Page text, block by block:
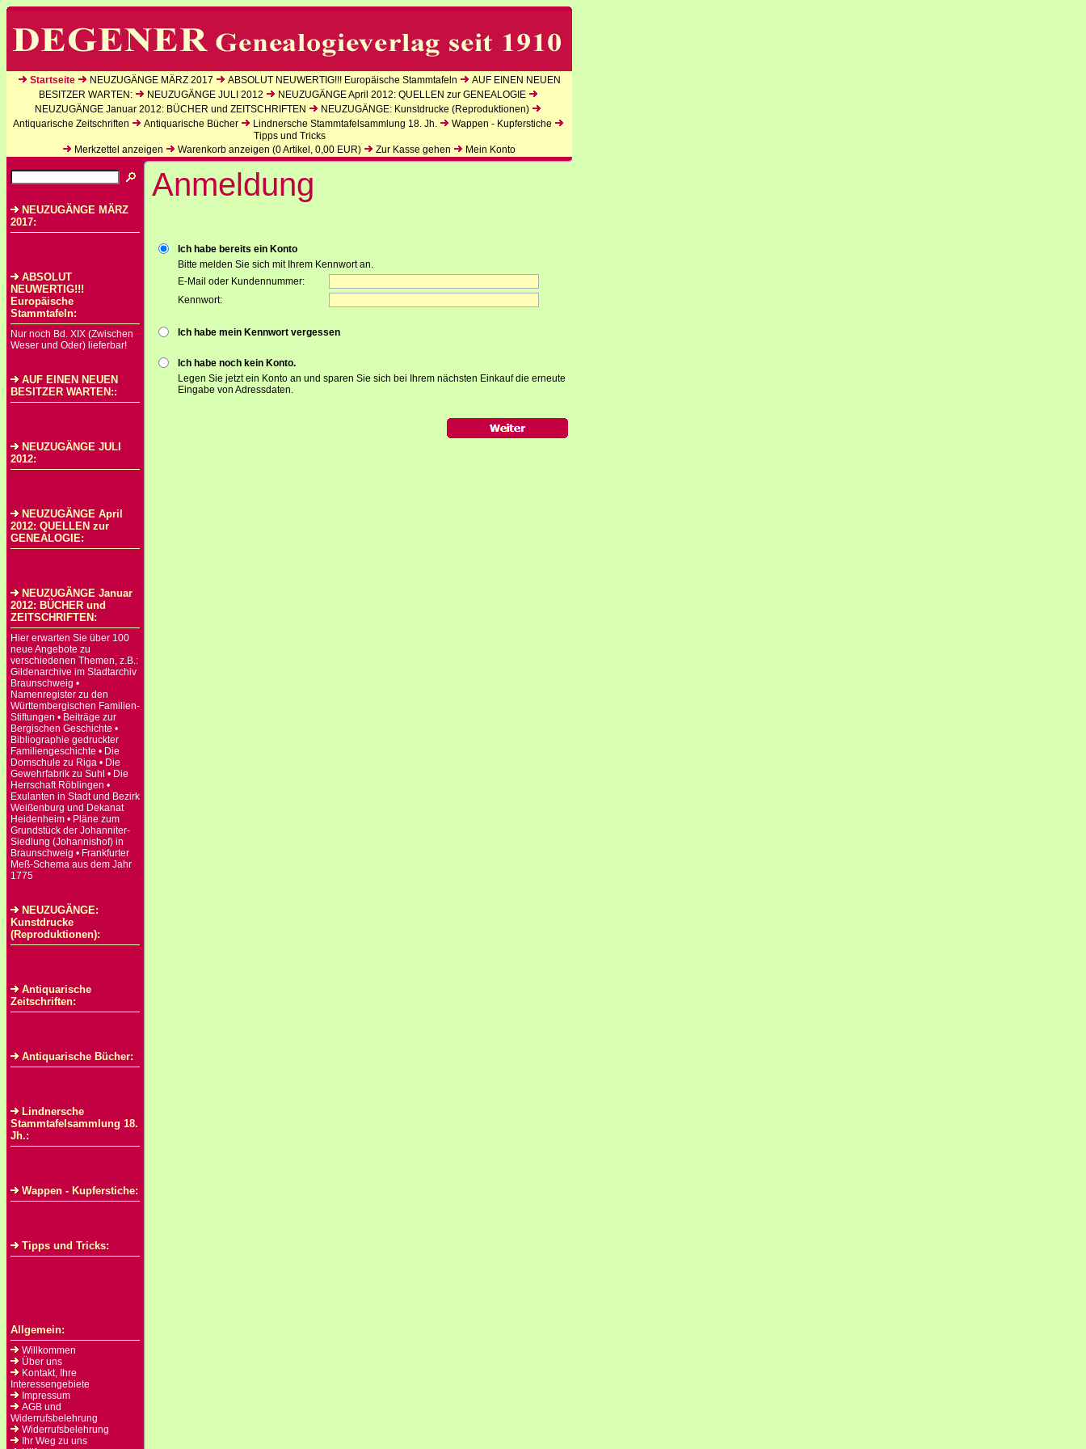
Startseite NEUZUGÄNGE MÄRZ 2017 ABSOLUT NEUWERTIG!!! Europäische Stammtafeln
AUF EINEN NEUEN
BESITZER WARTEN:
NEUZUGÄNGE JULI 2012
NEUZUGÄNGE April 2012: QUELLEN zur GENEALOGIE
NEUZUGÄNGE Januar 2012: BÜCHER und ZEITSCHRIFTEN
NEUZUGÄNGE: Kunstdrucke (Reproduktionen)
Antiquarische Zeitschriften
Antiquarische Bücher Lindnersche Stammtafelsammlung 18. Jh.
Wappen - Kupferstiche
Tipps und Tricks
Merkzettel anzeigen
Warenkorb anzeigen (0Artikel, 0,00 EUR) Zur Kasse gehen Mein Konto
NEUZUGÄNGE MÄRZ
2017:
ABSOLUT
NEUWERTIG!!!
Europäische
Stammtafeln:
Nur noch Bd. XIX (Zwischen
Weser und Oder) lieferbar!
AUF EINEN NEUEN
BESITZER WARTEN::
NEUZUGÄNGE JULI
2012:
NEUZUGÄNGE April
2012: QUELLEN zur
GENEALOGIE:
NEUZUGÄNGE Januar
2012: BÜCHER und
ZEITSCHRIFTEN:
Hier erwarten Sie über 100
neue Angebote zu
verschiedenen Themen, z.B.:
Gildenarchive im Stadtarchiv
Braunschweig •
Namenregister zu den
Württembergischen Familien-
Stiftungen • Beiträge zur
Bergischen Geschichte •
Bibliographie gedruckter
Familiengeschichte • Die
Domschule zu Riga • Die
Gewehrfabrik zu Suhl • Die
Herrschaft Röblingen •
Exulanten in Stadt und Bezirk
Weißenburg und Dekanat
Heidenheim • Pläne zum
Grundstück der Johanniter-
Siedlung (Johannishof) in
Braunschweig • Frankfurter
Meß-Schema aus dem Jahr
1775
NEUZUGÄNGE:
Kunstdrucke
(Reproduktionen):
Antiquarische
Zeitschriften:
Antiquarische Bücher:
Lindnersche
Stammtafelsammlung 18.
Jh.:
Wappen - Kupferstiche:
Tipps und Tricks:
Allgemein:
Willkommen
Über uns
Kontakt, Ihre
Interessengebiete
Impressum
AGB und
Widerrufsbelehrung
Widerrufsbelehrung
Ihr Weg zu uns
Anmeldung
Ich habe bereits ein Konto
Bitte melden Sie sich mit Ihrem Kennwort an.
E-Mail oder Kundennummer:
Kennwort:
Ich habe mein Kennwort vergessen
Ich habe noch kein Konto.
Legen Sie jetzt ein Konto an und sparen Sie sich bei Ihrem nächsten Einkauf die erneute
Eingabe von Adressdaten.